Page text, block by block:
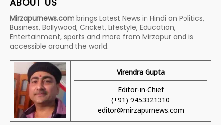
ABOUT US
Mirzapurnews.com brings Latest News in Hindi on Politics,
Business, Bollywood, Cricket, Lifestyle, Education,
Entertainment, sports and more from Mirzapur and is
accessible around the world.
Virendra Gupta
Editor-in-Chief
(+91) 9453821310
editor@mirzapurnews.com